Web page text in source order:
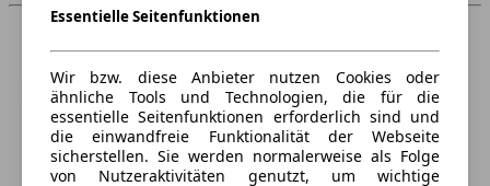
Essentielle Seitenfunktionen
Wir bzw. diese Anbieter nutzen Cookies oder
ähnliche Tools und Technologien, die für die
essentielle Seitenfunktionen erforderlich sind und
die einwandfreie Funktionalität der Webseite
sicherstellen. Sie werden normalerweise als Folge
von Nutzeraktivitäten genutzt, um wichtige